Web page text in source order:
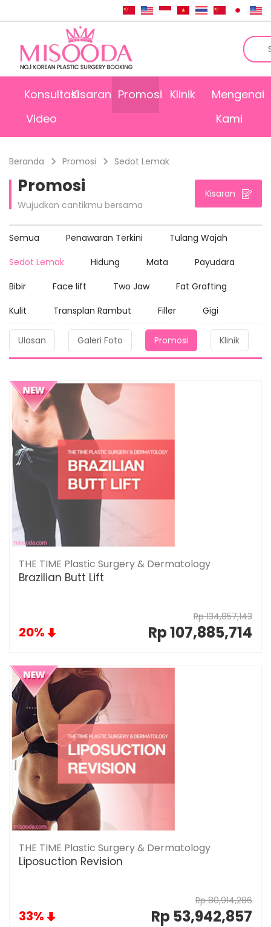
Konsultasi
Video
Kisaran Promosi Klinik
Mengenai
Kami
Beranda Promosi Sedot Lemak
Promosi
Wujudkan cantikmu bersama
Kisaran
Semua Penawaran Terkini
Tulang Wajah
Sedot Lemak
Hidung Mata
Payudara
Bibir
Face lift Two Jaw
Fat Grafting
Kulit
Transplan Rambut Filler Gigi
Ulasan Galeri Foto Promosi Klinik
THE TIME Plastic Surgery & Dermatology
Brazilian Butt Lift
Rp 134,857,143
20% Rp 107,885,714
THE TIME Plastic Surgery & Dermatology
Liposuction Revision
Rp 80,914,286
33% Rp 53,942,857